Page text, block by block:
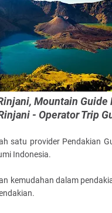
Mountain Guide
- Operator Trip
satu provider Pendakian
Indonesia.
kemudahan dalam